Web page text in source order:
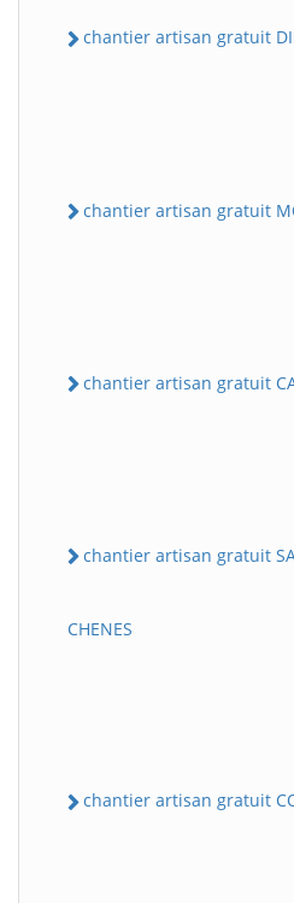
chantier artisan gratuit
chantier artisan gratuit
chantier artisan gratuit
chantier artisan gratuit
CHENES
chantier artisan gratuit